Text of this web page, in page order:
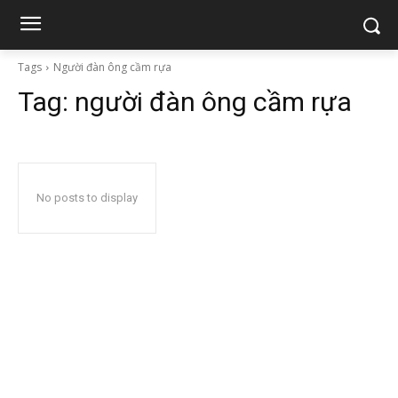
Tags Người đàn ông cầm rựa
Tag: người đàn ông cầm rựa
No posts to display